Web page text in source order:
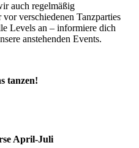
auch regelmäßig
verschiedenen Tanzparties
Levels an – informiere dich
anstehenden Events.
tanzen!
April-Juli